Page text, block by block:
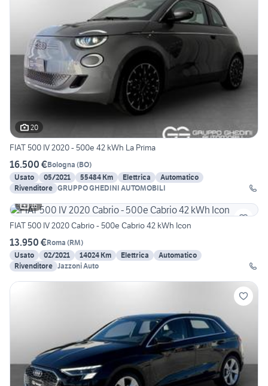
20
FIAT 500 IV 2020 - 500e 42 kWh La Prima
16.500 €Bologna (BO)
Usato
05/2021 55484 Km Elettrica
Automatico
Rivenditore GRUPPO GHEDINI AUTOMOBILI
16
FIAT 500 IV 2020 Cabrio - 500e Cabrio 42 kWh Icon
13.950 €Roma (RM)
Usato
02/2021 14024 Km Elettrica
Automatico
Rivenditore Jazzoni Auto